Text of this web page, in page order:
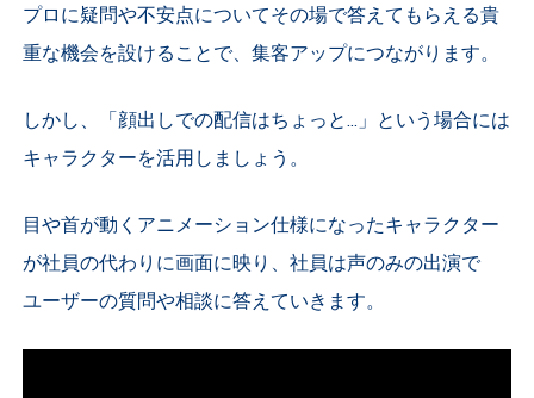
プロに疑問や不安点についてその場で答えてもらえる貴
重な機会を設けることで、集客アップにつながります。
しかし、「顔出しでの配信はちょっと...」という場合には
キャラクターを活用しましょう。
目や首が動くアニメーション仕様になったキャラクター
が社員の代わりに画面に映り、社員は声のみの出演で
ユーザーの質問や相談に答えていきます。